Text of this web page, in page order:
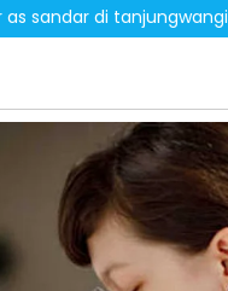
sandar di tanjungwangi